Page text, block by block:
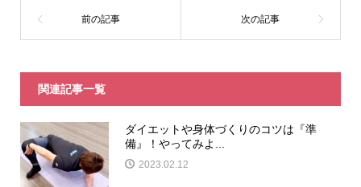
関連記事一覧
ダイエットや身体づくりのコツは『準
備』！やってみよ...
2023.02.12